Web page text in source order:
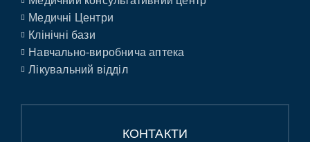
Медичні Центри
Клінічні бази
Навчально-виробнича аптека
Лікувальний відділ
КОНТАКТИ